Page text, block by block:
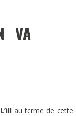
VA
au terme de cette